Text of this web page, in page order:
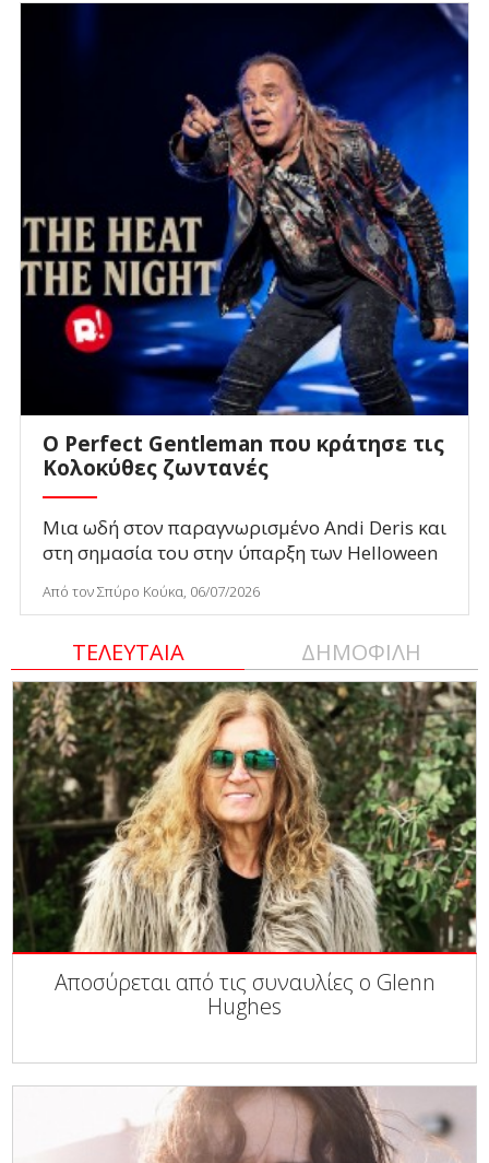
Ο Perfect Gentleman που κράτησε τις
Κολοκύθες ζωντανές
Μια ωδή στον παραγνωρισμένο Andi Deris και
στη σημασία του στην ύπαρξη των Helloween
Από τον Σπύρο Κούκα, 06/07/2026
ΤΕΛΕΥΤΑΙΑ ΔΗΜΟΦΙΛΗ
Αποσύρεται από τις συναυλίες ο Glenn
Hughes